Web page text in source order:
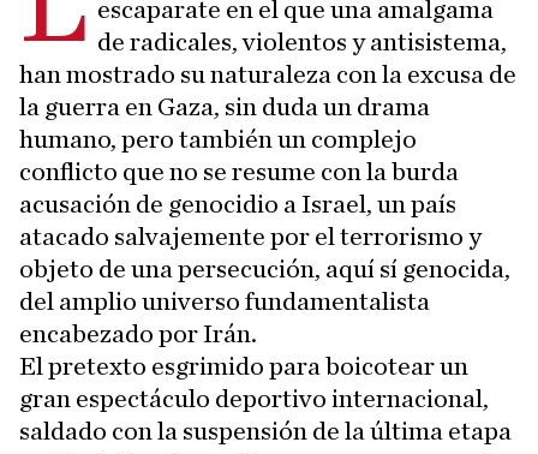
escaparate en el que una amalgama
de radicales, violentos y antisistema,
han mostrado su naturaleza con la excusa de
la guerra en Gaza, sin duda un drama
humano, pero también un complejo
conflicto que no se resume con la burda
acusación de genocidio a Israel, un país
atacado salvajemente por el terrorismo y
objeto de una persecución, aquí sí genocida,
del amplio universo fundamentalista
encabezado por Irán.
El pretexto esgrimido para boicotear un
gran espectáculo deportivo internacional,
saldado con la suspensión de la última etapa